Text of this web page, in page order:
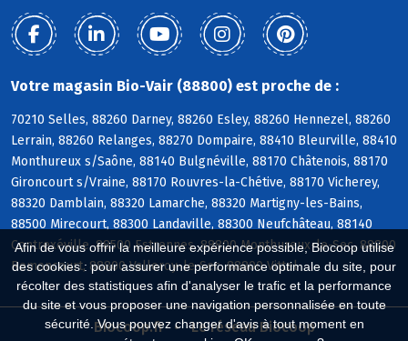
Afin de vous offrir la meilleure expérience possible, Biocoop utilise
des cookies : pour assurer une performance optimale du site, pour
récolter des statistiques afin d'analyser le trafic et la performance
du site et vous proposer une navigation personnalisée en toute
sécurité. Vous pouvez changer d'avis à tout moment en
Votre magasin Bio-Vair (88800) est proche de :
70210 Selles, 88260 Darney, 88260 Esley, 88260 Hennezel, 88260
Lerrain, 88260 Relanges, 88270 Dompaire, 88410 Bleurville, 88410
Monthureux s/Saône, 88140 Bulgnéville, 88170 Châtenois, 88170
Gironcourt s/Vraine, 88170 Rouvres-la-Chétive, 88170 Vicherey,
88320 Damblain, 88320 Lamarche, 88320 Martigny-les-Bains,
88500 Mirecourt, 88300 Landaville, 88300 Neufchâteau, 88140
Contrexéville, 88500 Estrennes, 88800 Monthureux-le-Sec, 88800
Remoncourt, 88800 Valleroy-le-Sec, 88800 Vittel
Biocoop.fr Le réseau Biocoop